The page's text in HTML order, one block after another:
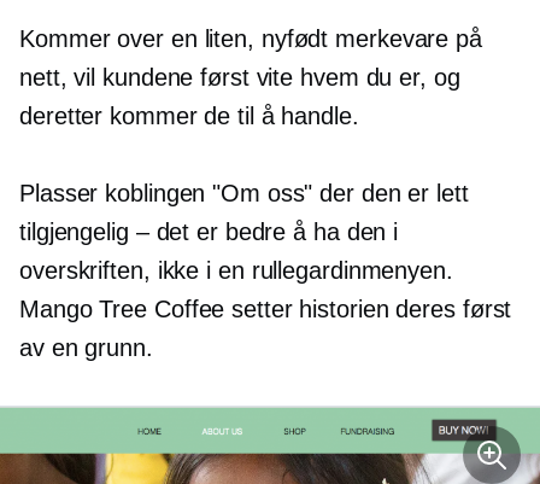
Kommer over en liten, nyfødt merkevare på
nett, vil kundene først vite hvem du er, og
deretter kommer de til å handle.
Plasser koblingen "Om oss" der den er lett
tilgjengelig – det er bedre å ha den i
overskriften, ikke i en rullegardinmenyen.
Mango Tree Coffee setter historien deres først
av en grunn.